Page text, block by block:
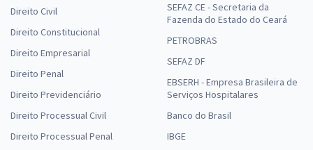
Direito Civil
Direito Constitucional
Direito Empresarial
Direito Penal
Direito Previdenciário
Direito Processual Civil
Direito Processual Penal
SEFAZ CE - Secretaria da
Fazenda do Estado do Ceará
PETROBRAS
SEFAZ DF
EBSERH - Empresa Brasileira de
Serviços Hospitalares
Banco do Brasil
IBGE